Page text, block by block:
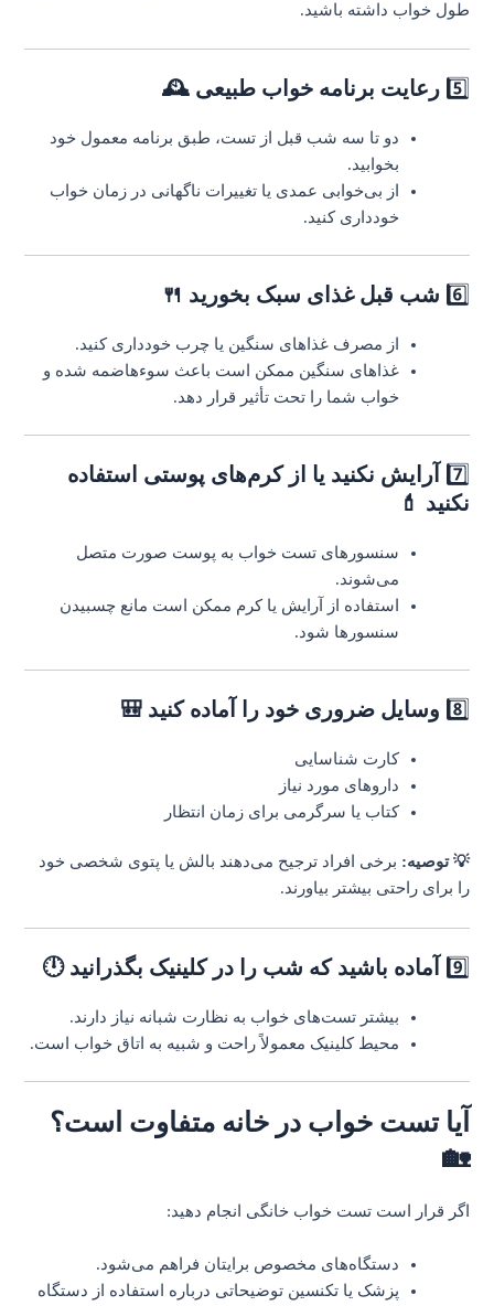
طول خواب داشته باشید.
رعایت برنامه خواب طبیعی 🕰️
دو تا سه شب قبل از تست، طبق برنامه معمول خود
بخوابید.
از بی‌خوابی عمدی یا تغییرات ناگهانی در زمان خواب
خودداری کنید.
شب قبل غذای سبک بخورید 🍴
از مصرف غذاهای سنگین یا چرب خودداری کنید.
غذاهای سنگین ممکن است باعث سوء‌هاضمه شده و
خواب شما را تحت تأثیر قرار دهد.
آرایش نکنید یا از کرم‌های پوستی استفاده
نکنید 💄
سنسورهای تست خواب به پوست صورت متصل
می‌شوند.
استفاده از آرایش یا کرم ممکن است مانع چسبیدن
سنسورها شود.
وسایل ضروری خود را آماده کنید 🎒
کارت شناسایی
داروهای مورد نیاز
کتاب یا سرگرمی برای زمان انتظار
💡 توصیه:برخی افراد ترجیح می‌دهند بالش یا پتوی شخصی خود
را برای راحتی بیشتر بیاورند.
آماده باشید که شب را در کلینیک بگذرانید 🕛
بیشتر تست‌های خواب به نظارت شبانه نیاز دارند.
محیط کلینیک معمولاً راحت و شبیه به اتاق خواب است.
آیا تست خواب در خانه متفاوت است؟
🏡
اگر قرار است تست خواب خانگی انجام دهید:
دستگاه‌های مخصوص برایتان فراهم می‌شود.
پزشک یا تکنسین توضیحاتی درباره استفاده از دستگاه